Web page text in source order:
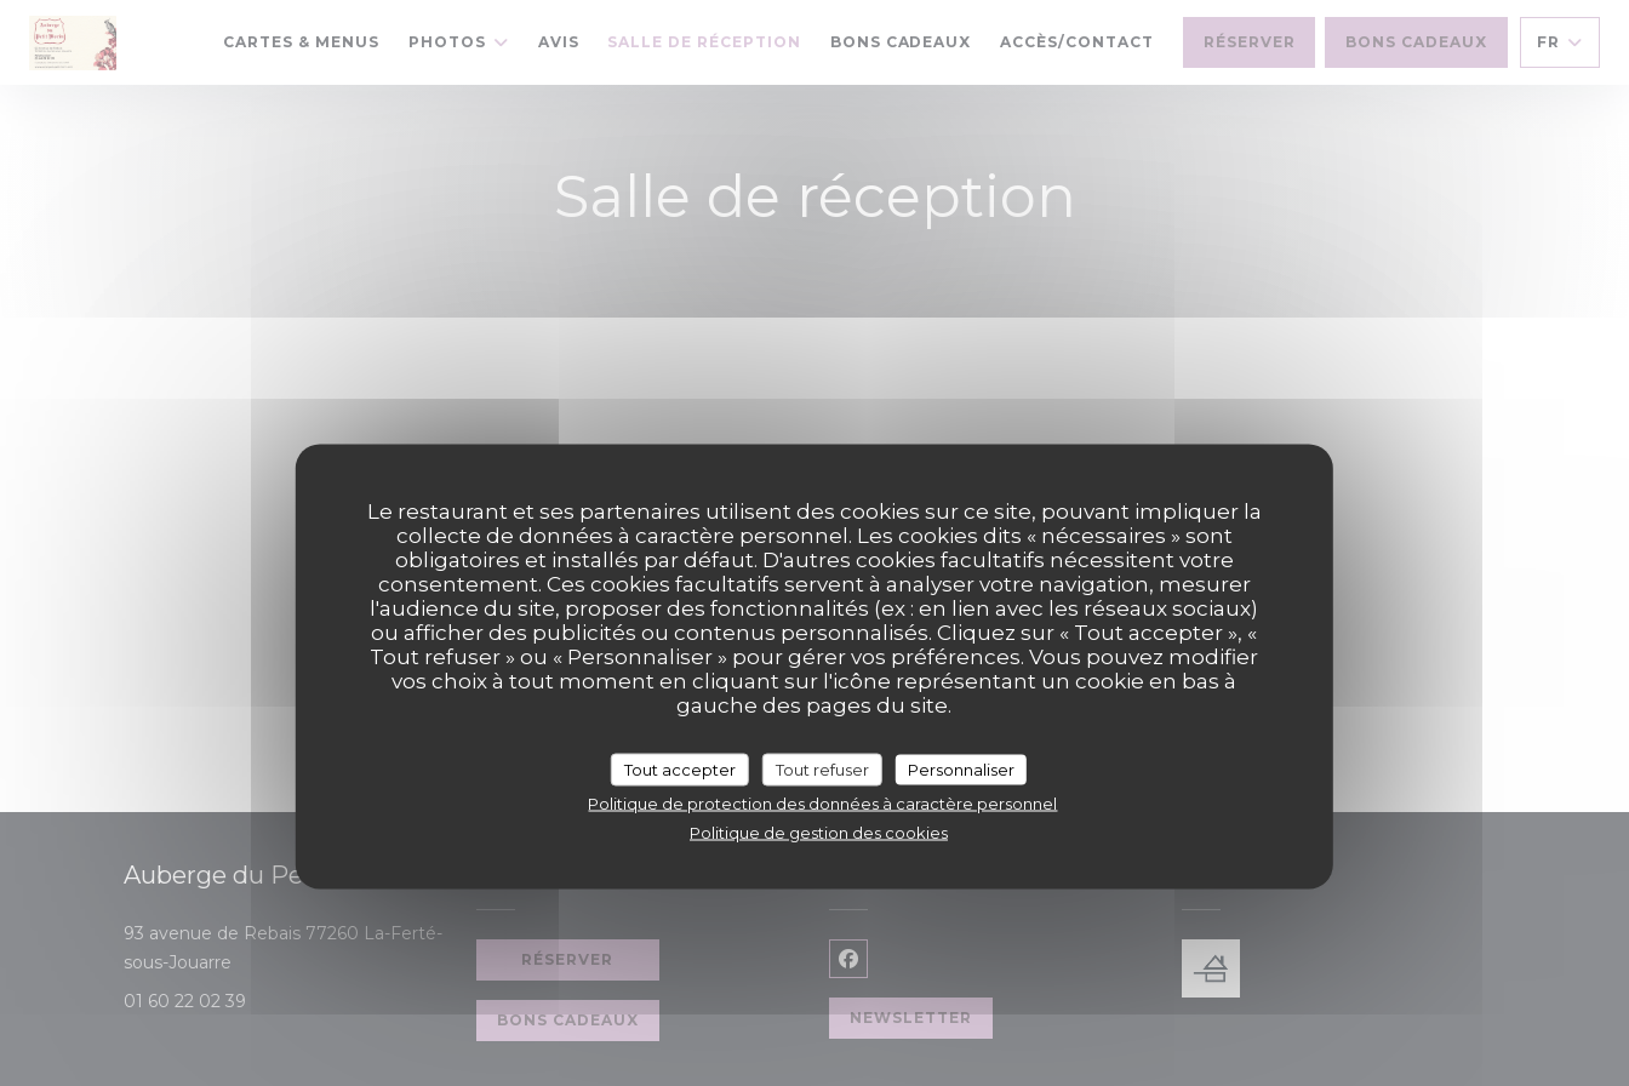
Personnalisation de vos choix en matière de cookies
Le restaurant et ses partenaires utilisent des cookies sur ce site, pouvant impliquer la
collecte de données à caractère personnel. Les cookies dits « nécessaires » sont
obligatoires et installés par défaut. D'autres cookies facultatifs nécessitent votre
consentement. Ces cookies facultatifs servent à analyser votre navigation, mesurer
l'audience du site, proposer des fonctionnalités (ex : en lien avec les réseaux sociaux)
ou afficher des publicités ou contenus personnalisés. Cliquez sur « Tout accepter », «
Tout refuser » ou « Personnaliser » pour gérer vos préférences. Vous pouvez modifier
vos choix à tout moment en cliquant sur l'icône représentant un cookie en bas à
gauche des pages du site.
Tout accepter Tout refuser
Personnaliser
Politique de protection des données à caractère personnel
Politique de gestion des cookies
CARTES & MENUS PHOTOS AVIS SALLE DE RÉCEPTION BONS CADEAUX ((OUVRE UNE NOUVELLE FENÊTRE))
ACCÈS/CONTACT RÉSERVER BONS CADEAUX FR
Salle de réception
personnes.
Auberge du Petit Morin
93 avenue de Rebais 77260 La-Ferté-
sous-Jouarre
01 60 22 02 39
RÉSERVER
BONS CADEAUX
Facebook ((ouvre une nouvelle fenêtre))
NEWSLETTER